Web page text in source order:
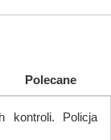
Polecane
kontroli. Policja